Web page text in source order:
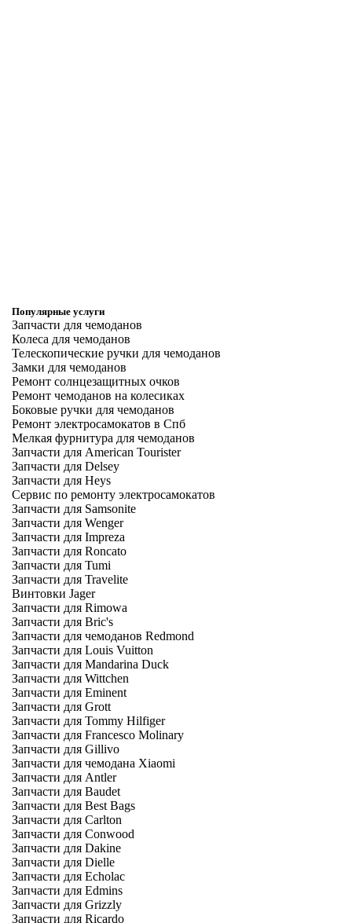
Популярные услуги
Запчасти для чемоданов
Колеса для чемоданов
Телескопические ручки для чемоданов
Замки для чемоданов
Ремонт солнцезащитных очков
Ремонт чемоданов на колесиках
Боковые ручки для чемоданов
Ремонт электросамокатов в Спб
Мелкая фурнитура для чемоданов
Запчасти для American Tourister
Запчасти для Delsey
Запчасти для Heys
Сервис по ремонту электросамокатов
Запчасти для Samsonite
Запчасти для Wenger
Запчасти для Impreza
Запчасти для Roncato
Запчасти для Tumi
Запчасти для Travelite
Винтовки Jager
Запчасти для Rimowa
Запчасти для Bric's
Запчасти для чемоданов Redmond
Запчасти для Louis Vuitton
Запчасти для Mandarina Duck
Запчасти для Wittchen
Запчасти для Eminent
Запчасти для Grott
Запчасти для Tommy Hilfiger
Запчасти для Francesco Molinary
Запчасти для Gillivo
Запчасти для чемодана Xiaomi
Запчасти для Antler
Запчасти для Baudet
Запчасти для Best Bags
Запчасти для Carlton
Запчасти для Conwood
Запчасти для Dakine
Запчасти для Dielle
Запчасти для Echolac
Запчасти для Edmins
Запчасти для Grizzly
Запчасти для Ricardo